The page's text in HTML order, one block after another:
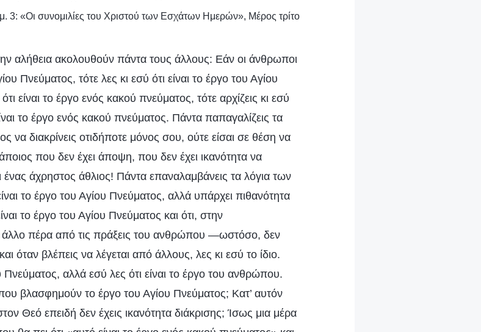
3: «Οι συνομιλίες του Χριστού των Εσχάτων Ημερών», Μέρος τρίτο
αλήθεια ακολουθούν πάντα τους άλλους: Εάν οι άνθρωποι
Πνεύματος, τότε λες κι εσύ ότι είναι το έργο του Αγίου
είναι το έργο ενός κακού πνεύματος, τότε αρχίζεις κι εσύ
το έργο ενός κακού πνεύματος. Πάντα παπαγαλίζεις τα
να διακρίνεις οτιδήποτε μόνος σου, ούτε είσαι σε θέση να
που δεν έχει άποψη, που δεν έχει ικανότητα να
ένας άχρηστος άθλιος! Πάντα επαναλαμβάνεις τα λόγια των
το έργο του Αγίου Πνεύματος, αλλά υπάρχει πιθανότητα
το έργο του Αγίου Πνεύματος και ότι, στην
άλλο πέρα από τις πράξεις του ανθρώπου —ωστόσο, δεν
όταν βλέπεις να λέγεται από άλλους, λες κι εσύ το ίδιο.
Πνεύματος, αλλά εσύ λες ότι είναι το έργο του ανθρώπου.
βλασφημούν το έργο του Αγίου Πνεύματος; Κατ’ αυτόν
Θεό επειδή δεν έχεις ικανότητα διάκρισης; Ίσως μια μέρα